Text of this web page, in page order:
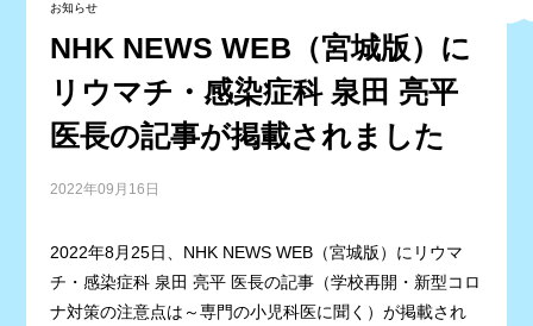
お知らせ
NHK NEWS WEB（宮城版）に
リウマチ・感染症科 泉田 亮平
医長の記事が掲載されました
2022年09月16日
2022年8月25日、NHK NEWS WEB（宮城版）にリウマ
チ・感染症科 泉田 亮平 医長の記事（学校再開・新型コロ
ナ対策の注意点は～専門の小児科医に聞く）が掲載され